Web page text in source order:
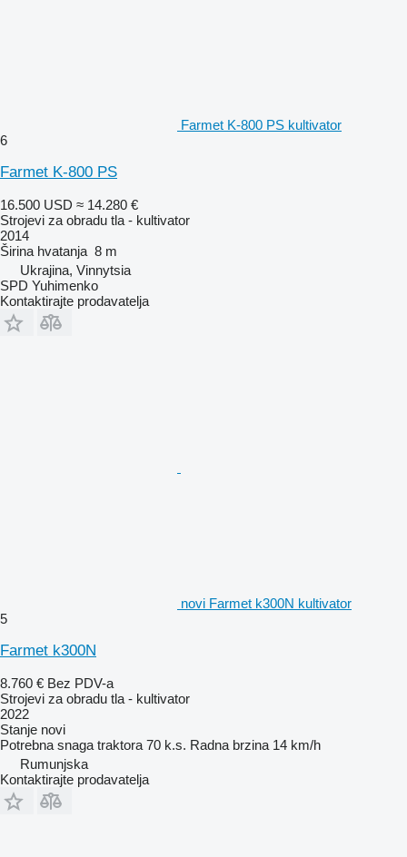
Farmet K-800 PS kultivator
6
Farmet K-800 PS
16.500 USD ≈ 14.280 €
Strojevi za obradu tla - kultivator
2014
Širina hvatanja 8 m
Ukrajina, Vinnytsia
SPD Yuhimenko
Kontaktirajte prodavatelja
novi Farmet k300N kultivator
5
Farmet k300N
8.760 € Bez PDV-a
Strojevi za obradu tla - kultivator
2022
Stanje novi
Potrebna snaga traktora 70 k.s. Radna brzina 14 km/h
Rumunjska
Kontaktirajte prodavatelja